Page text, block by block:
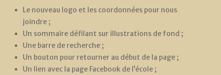
Le nouveau logo et les coordonnées pour nous
joindre ;
Un sommaire défilant sur illustrations de fond ;
Une barre de recherche ;
Un bouton pour retourner au début de la page ;
Un lien avec la page Facebook de l’école ;